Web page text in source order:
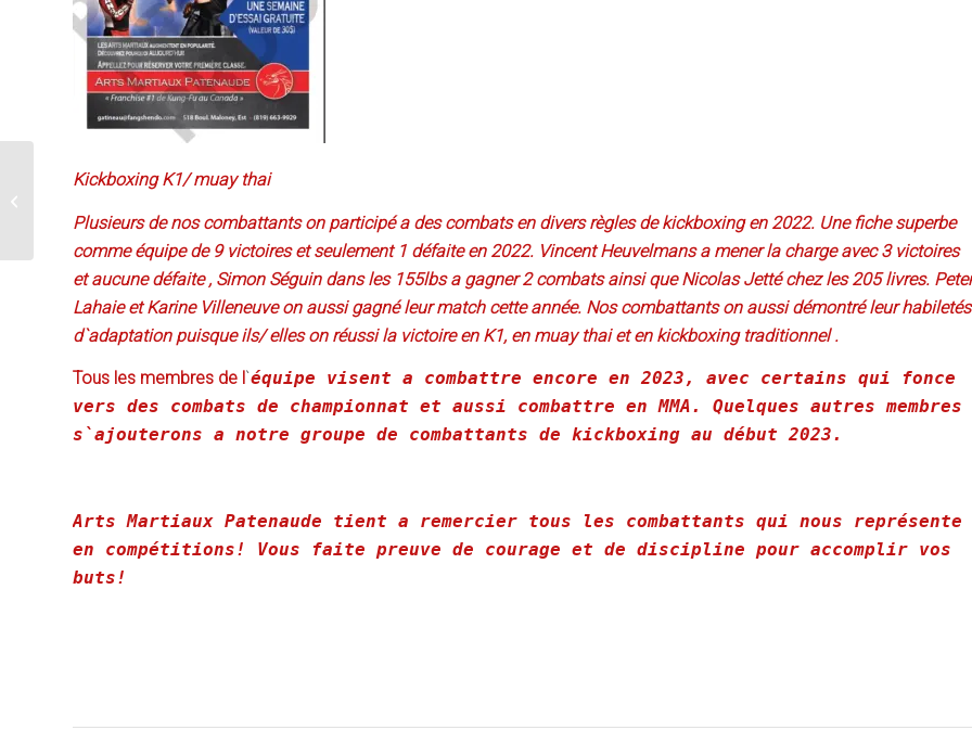
Kickboxing K1/ muay thai
Plusieurs de nos combattants on participé a des combats en divers règles de kickboxing en 2022. Une fiche superbe
comme équipe de 9 victoires et seulement 1 défaite en 2022. Vincent Heuvelmans a mener la charge avec 3 victoires
et aucune défaite , Simon Séguin dans les 155lbs a gagner 2 combats ainsi que Nicolas Jetté chez les 205 livres. Peter
Lahaie et Karine Villeneuve on aussi gagné leur match cette année. Nos combattants on aussi démontré leur habiletés
d`adaptation puisque ils/ elles on réussi la victoire en K1, en muay thai et en kickboxing traditionnel .
Tous les membres de l `équipe visent a combattre encore en 2023, avec certains qui fonce
vers des combats de championnat et aussi combattre en MMA. Quelques autres membres
s`ajouterons a notre groupe de combattants de kickboxing au début 2023.
Arts Martiaux Patenaude tient a remercier tous les combattants qui nous représente
en compétitions! Vous faite preuve de courage et de discipline pour accomplir vos
buts!
Marc-André Barriault :
Prochain défi au UFC